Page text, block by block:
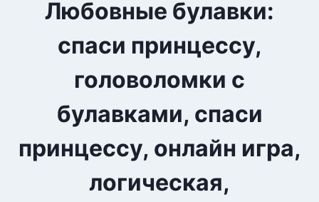
Любовные булавки:
спаси принцессу,
головоломки с
булавками, спаси
принцессу, онлайн игра,
логическая,